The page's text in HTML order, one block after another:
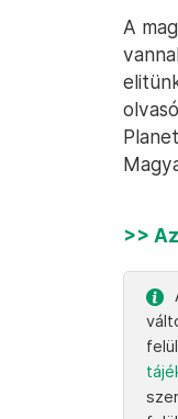
A
>>